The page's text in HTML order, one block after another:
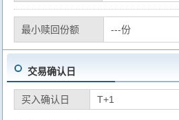
最小赎回份额 ---份
交易确认日
买入确认日 T+1